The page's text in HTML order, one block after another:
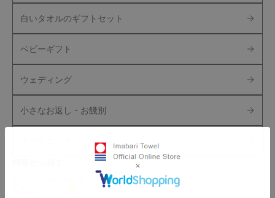
白いタオルのギフトセット
ベビーギフト
ウェディング
小さなお返し・お餞別